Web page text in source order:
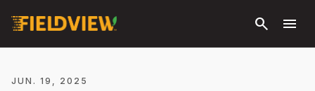
principal
search menu
JUN. 19, 2025